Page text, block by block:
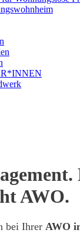
AWO.
bei Ihrer AWO